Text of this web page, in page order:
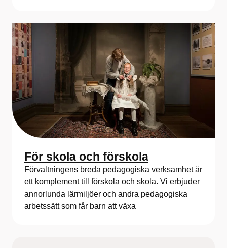
För skola och förskola
Förvaltningens breda pedagogiska verksamhet är
ett komplement till förskola och skola. Vi erbjuder
annorlunda lärmiljöer och andra pedagogiska
arbetssätt som får barn att växa